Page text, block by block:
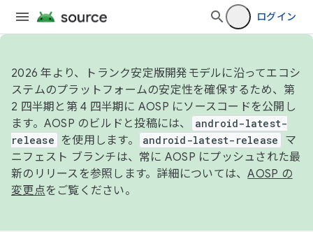
ログイン
2026 年より、トランク安定版開発モデルに沿ってエコシ
ステムのプラットフォームの安定性を確保するため、第
2 四半期と第 4 四半期に AOSP にソースコードを公開し
ます。AOSP のビルドと投稿には、
android-latest-
release
を使用します。 android-latest-release
マ
ニフェスト ブランチは、常に AOSP にプッシュされた最
新のリリースを参照します。詳細については、AOSP の
変更点をご覧ください。